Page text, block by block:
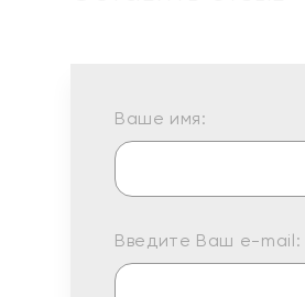
Ваше имя:
Введите Ваш e-mail: